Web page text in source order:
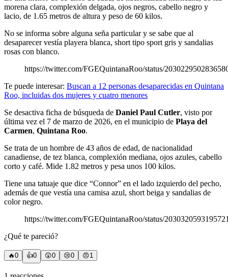
morena clara, complexión delgada, ojos negros, cabello negro y
lacio, de 1.65 metros de altura y peso de 60 kilos.
No se informa sobre alguna seña particular y se sabe que al
desaparecer vestía playera blanca, short tipo sport gris y sandalias
rosas con blanco.
https://twitter.com/FGEQuintanaRoo/status/
Te puede interesar: Buscan a 12 personas desaparecidas en Quintana
Roo, incluidas dos mujeres y cuatro menores
Se desactiva ficha de búsqueda de Daniel Paul Cutler, visto por
última vez el 7 de marzo de 2026, en el municipio de Playa del
Carmen, Quintana Roo.
Se trata de un hombre de 43 años de edad, de nacionalidad
canadiense, de tez blanca, complexión mediana, ojos azules, cabello
corto y café. Mide 1.82 metros y pesa unos 100 kilos.
Tiene una tatuaje que dice “Connor” en el lado izquierdo del pecho,
además de que vestía una camisa azul, short beiga y sandalias de
color negro.
https://twitter.com/FGEQuintanaRoo/status/
¿Qué te pareció?
🔥0 👍0 😲0 😢0 😠1